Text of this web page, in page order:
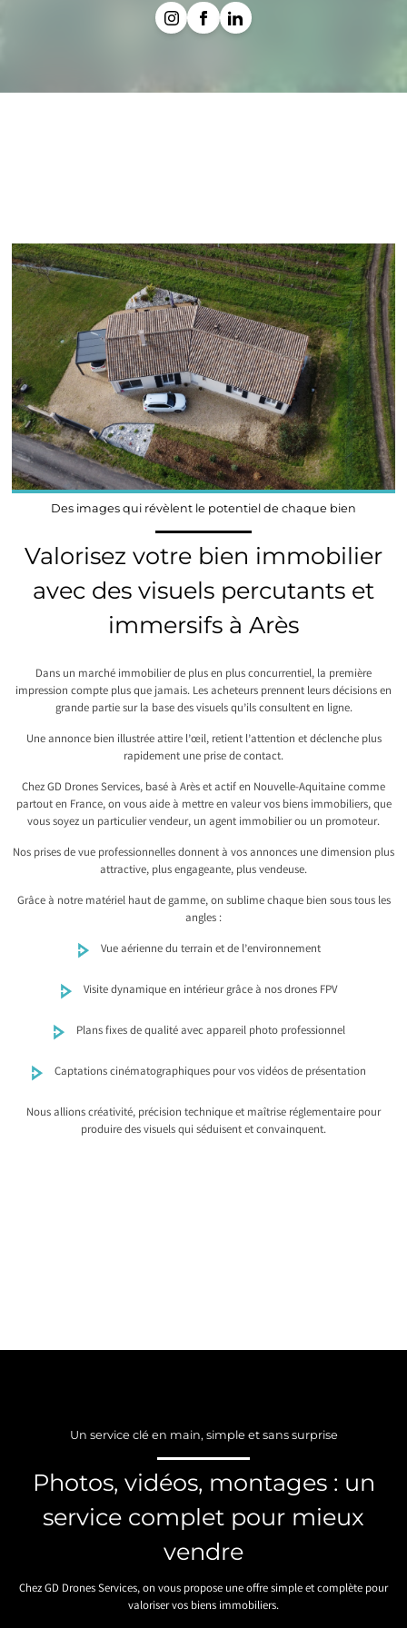
Des images qui révèlent le potentiel de chaque bien
Valorisez votre bien immobilier
avec des visuels percutants et
immersifs à Arès
Dans un marché immobilier de plus en plus concurrentiel, la première
impression compte plus que jamais. Les acheteurs prennent leurs décisions en
grande partie sur la base des visuels qu’ils consultent en ligne.
Une annonce bien illustrée attire l’œil, retient l’attention et déclenche plus
rapidement une prise de contact.
Chez GD Drones Services, basé à Arès et actif en Nouvelle-Aquitaine comme
partout en France, on vous aide à mettre en valeur vos biens immobiliers, que
vous soyez un particulier vendeur, un agent immobilier ou un promoteur.
Nos prises de vue professionnelles donnent à vos annonces une dimension plus
attractive, plus engageante, plus vendeuse.
Grâce à notre matériel haut de gamme, on sublime chaque bien sous tous les
angles :
Vue aérienne du terrain et de l’environnement
Visite dynamique en intérieur grâce à nos drones FPV
Plans fixes de qualité avec appareil photo professionnel
Captations cinématographiques pour vos vidéos de présentation
Nous allions créativité, précision technique et maîtrise réglementaire pour
produire des visuels qui séduisent et convainquent.
Un service clé en main, simple et sans surprise
Photos, vidéos, montages : un
service complet pour mieux
vendre
Chez GD Drones Services, on vous propose une offre simple et complète pour
valoriser vos biens immobiliers.